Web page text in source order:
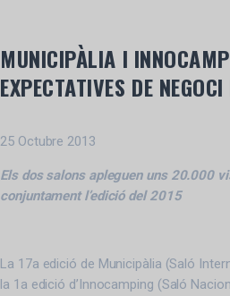
MUNICIPÀLIA I
EXPECTATIVES DE
25 Octubre 2013
Els dos salons apleguen uns 20.000
conjuntament l’edició del 2015
La 17a edició de Municipàlia (Saló
la 1a edició d’Innocamping (Saló